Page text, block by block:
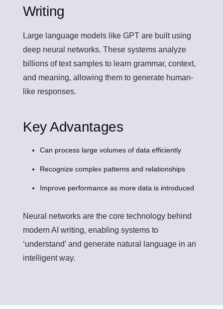
Writing
Large language models like GPT are built using
deep neural networks. These systems analyze
billions of text samples to learn grammar, context,
and meaning, allowing them to generate human-
like responses.
Key Advantages
Can process large volumes of data efficiently
Recognize complex patterns and relationships
Improve performance as more data is introduced
Neural networks are the core technology behind
modern AI writing, enabling systems to
‘understand’ and generate natural language in an
intelligent way.